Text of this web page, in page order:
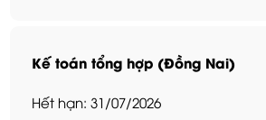
Kế toán tổng hợp (Đồng Nai)
Hết hạn: 31/07/2026